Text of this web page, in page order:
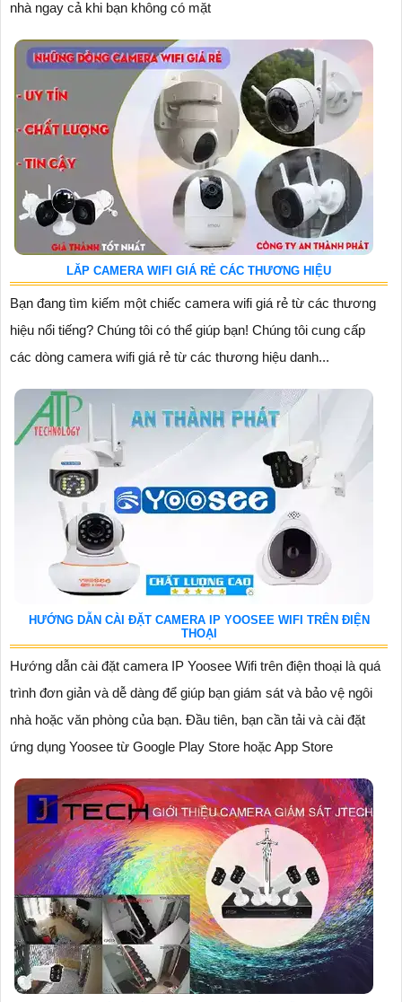
nhà ngay cả khi bạn không có mặt
LĂP CAMERA WIFI GIÁ RẺ CÁC THƯƠNG HIỆU
Bạn đang tìm kiếm một chiếc camera wifi giá rẻ từ các thương
hiệu nổi tiếng? Chúng tôi có thể giúp bạn! Chúng tôi cung cấp
các dòng camera wifi giá rẻ từ các thương hiệu danh...
HƯỚNG DẪN CÀI ĐẶT CAMERA IP YOOSEE WIFI TRÊN ĐIỆN
THOẠI
Hướng dẫn cài đặt camera IP Yoosee Wifi trên điện thoại là quá
trình đơn giản và dễ dàng để giúp bạn giám sát và bảo vệ ngôi
nhà hoặc văn phòng của bạn. Đầu tiên, bạn cần tải và cài đặt
ứng dụng Yoosee từ Google Play Store hoặc App Store